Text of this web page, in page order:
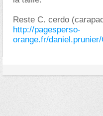
Reste C. cerdo
http://pagesperso-
orange.fr/